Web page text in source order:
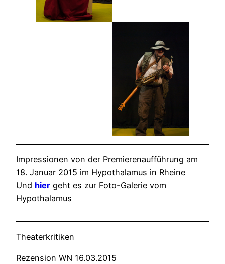
Impressionen von der Premierenaufführung am
18. Januar 2015 im Hypothalamus in Rheine
Und hier geht es zur Foto-Galerie vom
Hypothalamus
Theaterkritiken
Rezension WN 16.03.2015